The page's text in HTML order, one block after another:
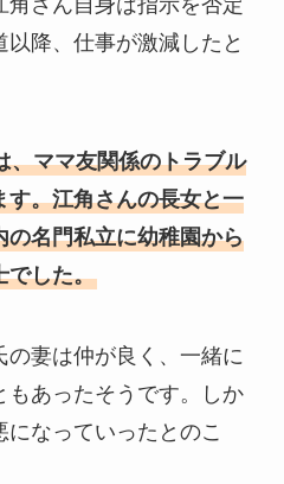
さん自身は指示を否定
以降、仕事が激減したと
、ママ友関係のトラブル
す。江角さんの長女と一
の名門私立に幼稚園から
でした。
妻は仲が良く、一緒に
もあったそうです。しか
なっていったとのこ